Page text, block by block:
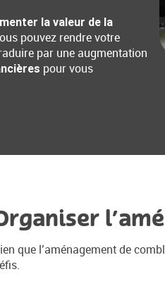
la valeur de la
pouvez rendre votre
par une augmentation
pour vous
que l’aménagement de